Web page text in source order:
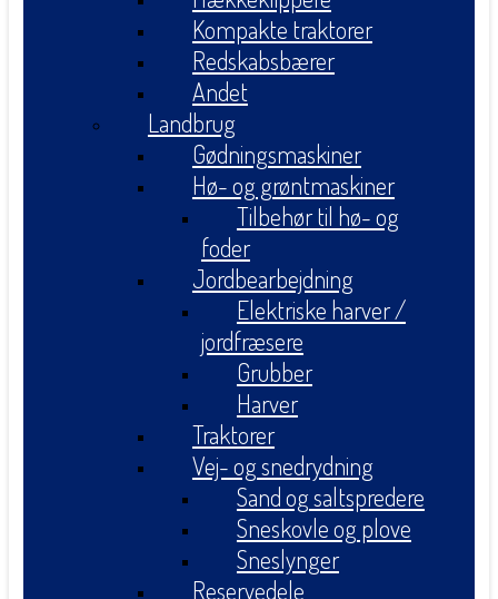
Kompakte traktorer
Redskabsbærer
Andet
Landbrug
Gødningsmaskiner
Hø- og grøntmaskiner
Tilbehør til hø- og
foder
Jordbearbejdning
Elektriske harver /
jordfræsere
Grubber
Harver
Traktorer
Vej- og snedrydning
Sand og saltspredere
Sneskovle og plove
Sneslynger
Reservedele